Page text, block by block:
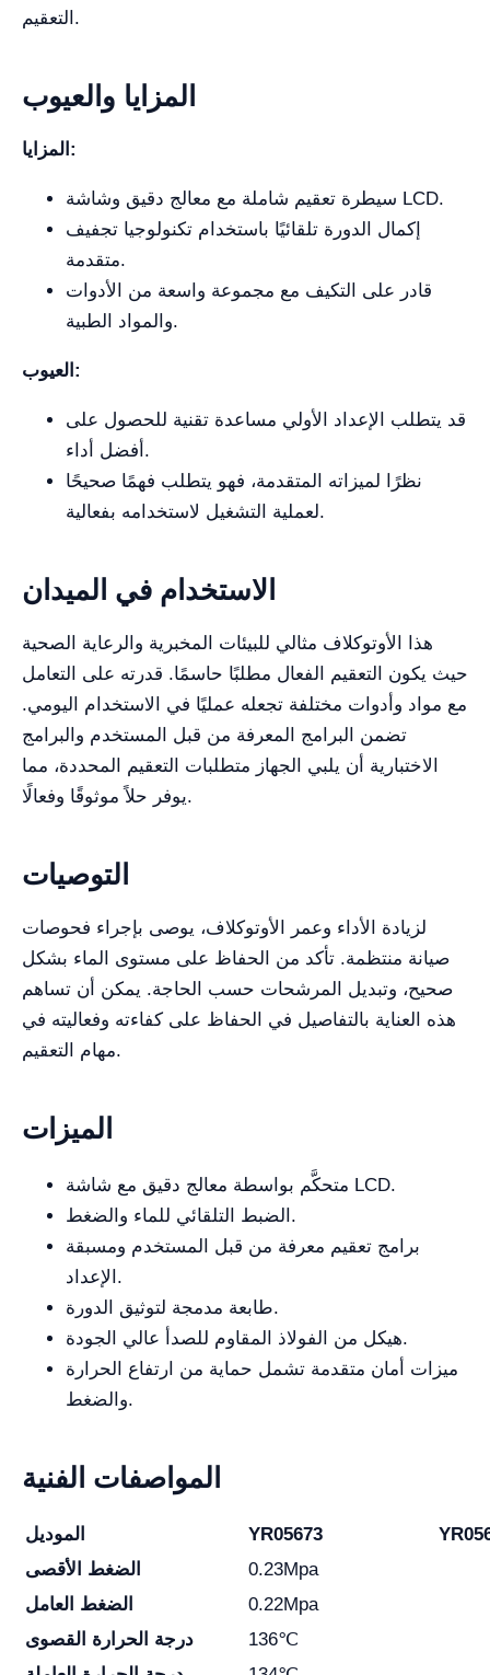
التعقيم.
المزايا والعيوب
المزايا:
سيطرة تعقيم شاملة مع معالج دقيق وشاشة LCD.
إكمال الدورة تلقائيًا باستخدام تكنولوجيا تجفيف
متقدمة.
قادر على التكيف مع مجموعة واسعة من الأدوات
والمواد الطبية.
العيوب:
قد يتطلب الإعداد الأولي مساعدة تقنية للحصول على
أفضل أداء.
نظرًا لميزاته المتقدمة، فهو يتطلب فهمًا صحيحًا
لعملية التشغيل لاستخدامه بفعالية.
الاستخدام في الميدان
هذا الأوتوكلاف مثالي للبيئات المخبرية والرعاية الصحية
حيث يكون التعقيم الفعال مطلبًا حاسمًا. قدرته على التعامل
مع مواد وأدوات مختلفة تجعله عمليًا في الاستخدام اليومي.
تضمن البرامج المعرفة من قبل المستخدم والبرامج
الاختبارية أن يلبي الجهاز متطلبات التعقيم المحددة، مما
يوفر حلاً موثوقًا وفعالًا.
التوصيات
لزيادة الأداء وعمر الأوتوكلاف، يوصى بإجراء فحوصات
صيانة منتظمة. تأكد من الحفاظ على مستوى الماء بشكل
صحيح، وتبديل المرشحات حسب الحاجة. يمكن أن تساهم
هذه العناية بالتفاصيل في الحفاظ على كفاءته وفعاليته في
مهام التعقيم.
الميزات
متحكَّم بواسطة معالج دقيق مع شاشة LCD.
الضبط التلقائي للماء والضغط.
برامج تعقيم معرفة من قبل المستخدم ومسبقة
الإعداد.
طابعة مدمجة لتوثيق الدورة.
هيكل من الفولاذ المقاوم للصدأ عالي الجودة.
ميزات أمان متقدمة تشمل حماية من ارتفاع الحرارة
والضغط.
المواصفات الفنية
الموديل YR05673
الضغط الأقصى
0.23Mpa
الضغط العامل
0.22Mpa
درجة الحرارة القصوى
136℃